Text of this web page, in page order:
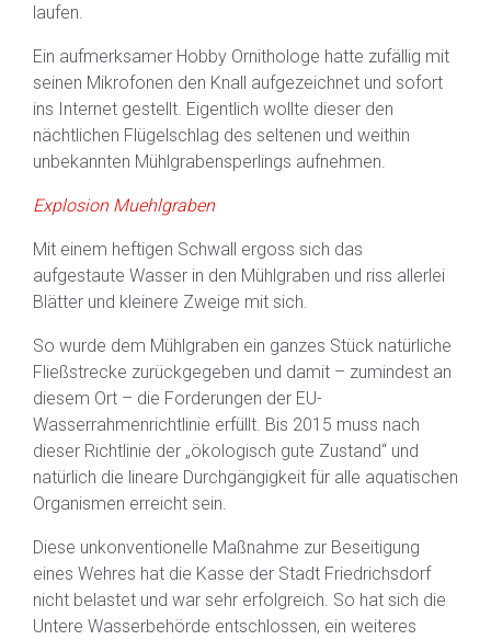
laufen.
Ein aufmerksamer Hobby Ornithologe hatte zufällig mit
seinen Mikrofonen den Knall aufgezeichnet und sofort
ins Internet gestellt. Eigentlich wollte dieser den
nächtlichen Flügelschlag des seltenen und weithin
unbekannten Mühlgrabensperlings aufnehmen.
Explosion Muehlgraben
Mit einem heftigen Schwall ergoss sich das
aufgestaute Wasser in den Mühlgraben und riss allerlei
Blätter und kleinere Zweige mit sich.
So wurde dem Mühlgraben ein ganzes Stück natürliche
Fließstrecke zurückgegeben und damit – zumindest an
diesem Ort – die Forderungen der EU-
Wasserrahmenrichtlinie erfüllt. Bis 2015 muss nach
dieser Richtlinie der „ökologisch gute Zustand“ und
natürlich die lineare Durchgängigkeit für alle aquatischen
Organismen erreicht sein.
Diese unkonventionelle Maßnahme zur Beseitigung
eines Wehres hat die Kasse der Stadt Friedrichsdorf
nicht belastet und war sehr erfolgreich. So hat sich die
Untere Wasserbehörde entschlossen, ein weiteres